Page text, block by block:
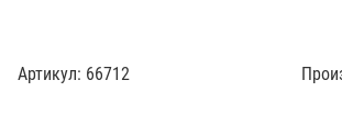
л
Артикул: 66712